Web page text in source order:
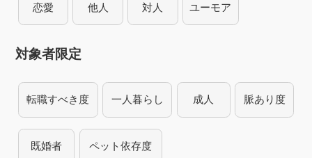
恋愛 他人 対人 ユーモア
対象者限定
転職すべき度 一人暮らし 成人 脈あり度
既婚者 ペット依存度